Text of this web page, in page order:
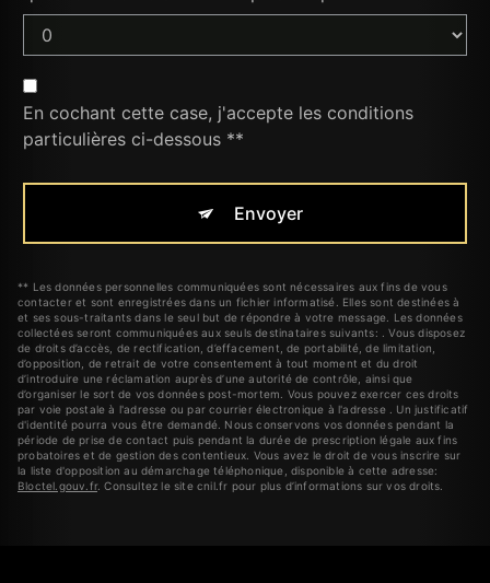
En cochant cette case, j'accepte les conditions
particulières ci-dessous **
Envoyer
** Les données personnelles communiquées sont nécessaires aux fins de vous
contacter et sont enregistrées dans un fichier informatisé. Elles sont destinées à
et ses sous-traitants dans le seul but de répondre à votre message. Les données
collectées seront communiquées aux seuls destinataires suivants: . Vous disposez
de droits d’accès, de rectification, d’effacement, de portabilité, de limitation,
d’opposition, de retrait de votre consentement à tout moment et du droit
d’introduire une réclamation auprès d’une autorité de contrôle, ainsi que
d’organiser le sort de vos données post-mortem. Vous pouvez exercer ces droits
par voie postale à l'adresse ou par courrier électronique à l'adresse . Un justificatif
d'identité pourra vous être demandé. Nous conservons vos données pendant la
période de prise de contact puis pendant la durée de prescription légale aux fins
probatoires et de gestion des contentieux. Vous avez le droit de vous inscrire sur
la liste d'opposition au démarchage téléphonique, disponible à cette adresse:
Bloctel.gouv.fr. Consultez le site cnil.fr pour plus d’informations sur vos droits.